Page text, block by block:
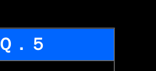
Ｑ．５